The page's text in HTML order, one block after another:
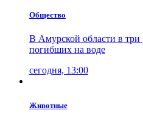
Общество
В Амурской области в три
погибших на воде
сегодня, 13:00
Животные